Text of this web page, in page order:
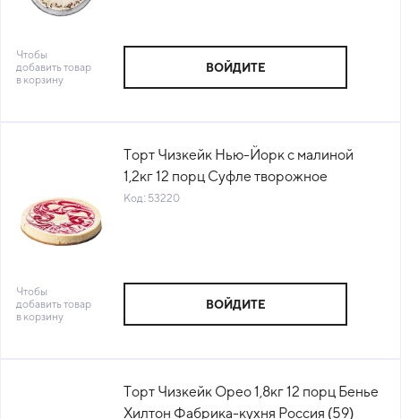
Чтобы
добавить товар
в корзину
ВОЙДИТЕ
Торт Чизкейк Нью-Йорк с малиной
1,2кг 12 порц Суфле творожное
Cheeseberry Россия (КОД 53220)
Код: 53220
Чтобы
добавить товар
в корзину
ВОЙДИТЕ
Торт Чизкейк Орео 1,8кг 12 порц Бенье
Хилтон Фабрика-кухня Россия (59)